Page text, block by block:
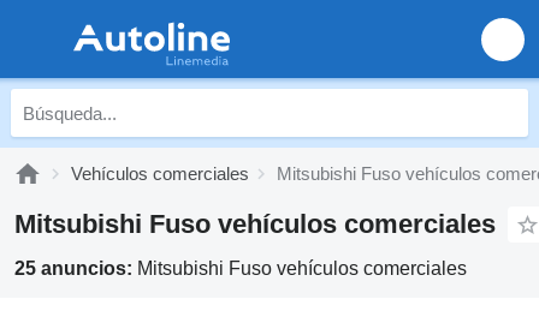
Vehículos comerciales Mitsubishi Fuso vehículos
Mitsubishi Fuso vehículos comerciales
25 anuncios: Mitsubishi Fuso vehículos comerciales